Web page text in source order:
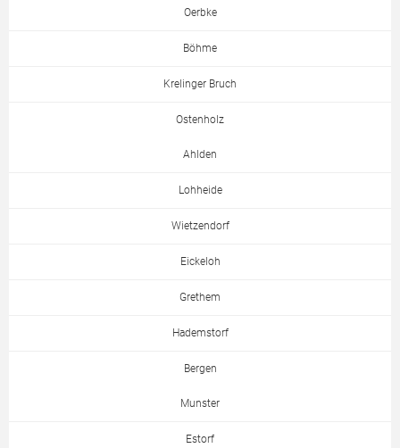
Oerbke
Böhme
Krelinger Bruch
Ostenholz
Ahlden
Lohheide
Wietzendorf
Eickeloh
Grethem
Hademstorf
Bergen
Munster
Estorf